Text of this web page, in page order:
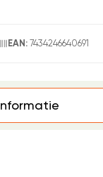
EAN: 7434246640691